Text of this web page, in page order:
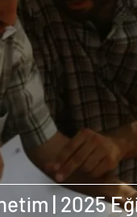
| 2025